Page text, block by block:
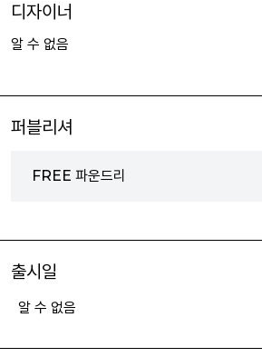
디자이너
알 수 없음
퍼블리셔
FREE 파운드리
출시일
알 수 없음